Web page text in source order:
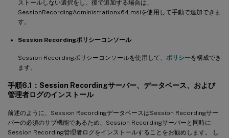
ストールしない選択をし、後で追加する場合は、
SessionRecordingAdministrationx64.msiを使用して手動で追加できま
す。
Session Recordingポリシーコンソール
Session Recordingポリシーコンソールを使用して、 ポリシーを構成でき
ます。
手順6.1：Session Recordingサーバー、データベース、および
管理者ログのインストール
前述のように、Session RecordingデータベースはSession Recordingサー
バーの必須のサブ機能であるため、Session Recordingサーバーと同時に
Session Recording管理者ログをインストールすることをお勧めします。 し